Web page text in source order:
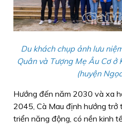
Du khách chụp ảnh lưu
Quân và Tượng Mẹ Âu Cơ ở
(huyện
Hướng đến năm 2030 và xa
2045, Cà Mau định hướng trở
triển năng động, có nền kinh